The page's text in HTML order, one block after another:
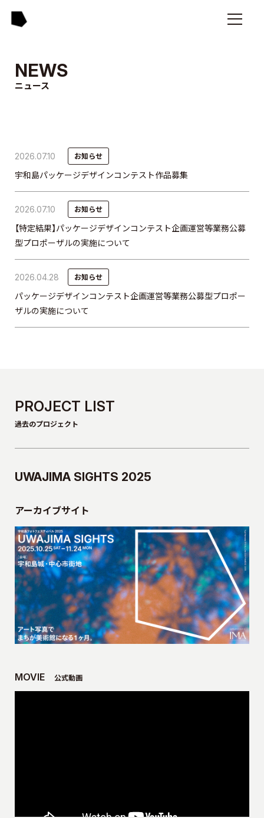
NEWS
ニュース
2026.07.10 お知らせ
宇和島パッケージデザインコンテスト作品募集
2026.07.10 お知らせ
【特定結果】パッケージデザインコンテスト企画運営等業務公募
型プロポーザルの実施について
2026.04.28 お知らせ
パッケージデザインコンテスト企画運営等業務公募型プロポー
ザルの実施について
PROJECT LIST
過去のプロジェクト
UWAJIMA SIGHTS 2025
アーカイブサイト
MOVIE 公式動画